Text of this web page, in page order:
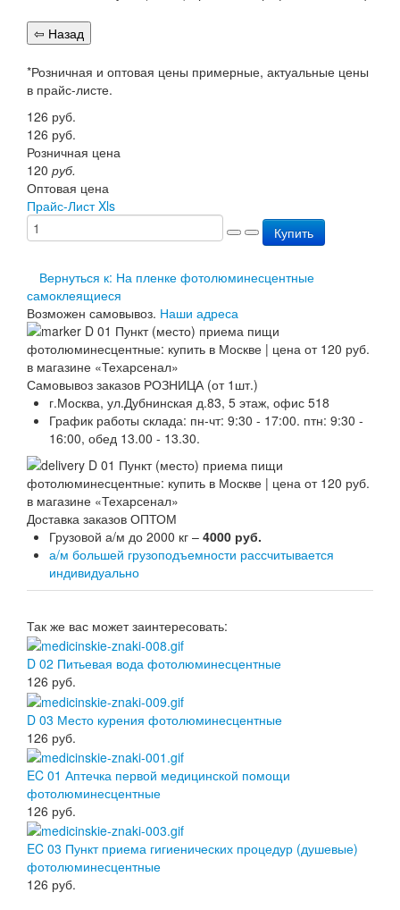
Публичная оферта
Сертификаты
Вопрос-Ответ
Контакты
Пожарное оборудование
Перезарядка
Перезарядка ОП
Перезарядка ОВП
Доставка
Публичная оферта
Сертификаты
Вопрос-Ответ
Контакты
*Розничная и оптовая цены примерные, актуальные цены
в прайс-листе.
126 руб.
126 руб.
Розничная цена
120 руб.
Оптовая цена
Прайс-Лист Xls
Купить
Вернуться к: На пленке фотолюминесцентные
самоклеящиеся
Возможен самовывоз. Наши адреса
Самовывоз заказов РОЗНИЦА (от 1шт.)
г.Москва, ул.Дубнинская д.83, 5 этаж, офис 518
График работы склада: пн-чт: 9:30 - 17:00. птн: 9:30 -
16:00, обед 13.00 - 13.30.
Доставка заказов ОПТОМ
Грузовой а/м до 2000 кг – 4000 руб.
а/м большей грузоподъемности рассчитывается
индивидуально
Так же вас может заинтересовать:
D 02 Питьевая вода фотолюминесцентные
126 руб.
D 03 Место курения фотолюминесцентные
126 руб.
EC 01 Аптечка первой медицинской помощи
фотолюминесцентные
126 руб.
EC 03 Пункт приема гигиенических процедур (душевые)
фотолюминесцентные
126 руб.